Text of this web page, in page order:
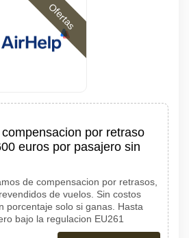
Ofertas
por retraso
euros por pasajero sin
de compensacion por retrasos,
de vuelos. Sin costos
porcentaje solo si ganas. Hasta
bajo la regulacion EU261